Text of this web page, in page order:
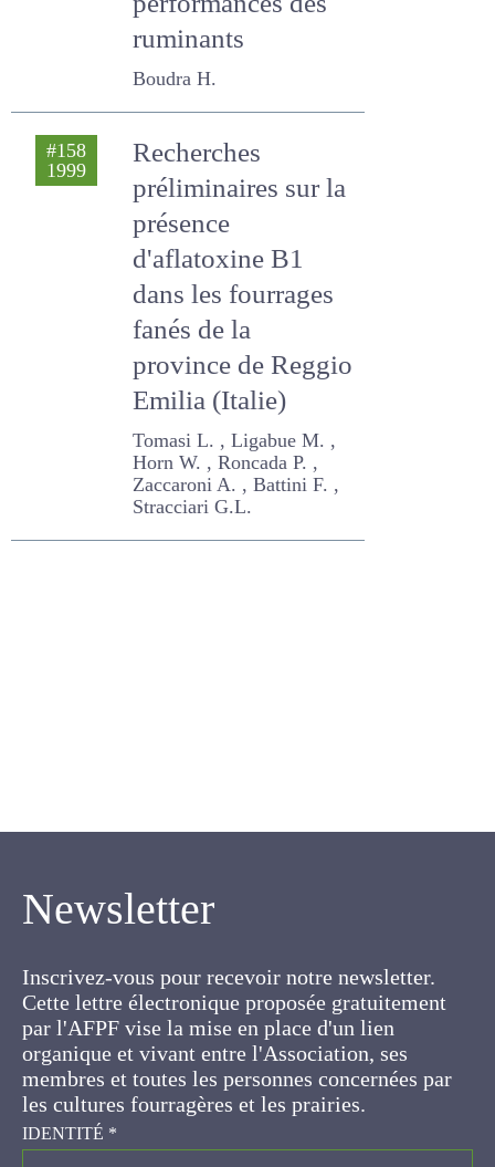
insidieusement la
qualité des
fourrages et les
performances des
ruminants
Boudra H.
Recherches
préliminaires sur la
présence
d'aflatoxine B1
dans les fourrages
fanés de la
province de Reggio
Emilia (Italie)
Newsletter
Cette lettre électronique proposée
gratuitement par l'AFPF vise la mise en place
d'un lien organique et vivant entre l'Association,
ses membres et toutes les personnes
concernées par les cultures fourragères et les
prairies.
IDENTITÉ*